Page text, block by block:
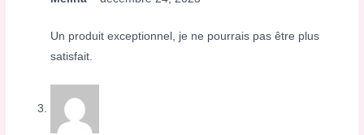
Un produit exceptionnel, je ne pourrais pas être plus
satisfait.